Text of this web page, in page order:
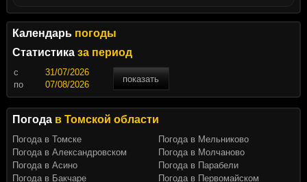
Календарь погоды
Статистика за период
c
показать
по
Погода в Томской области
Погода в Томске
Погода в Александровском
Погода в Асино
Погода в Бакчаре
Погода в Мельниково
Погода в Молчаново
Погода в Парабели
Погода в Первомайском